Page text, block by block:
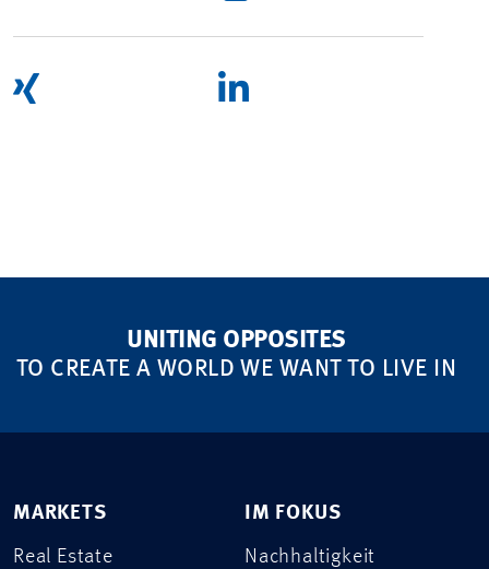
UNITING OPPOSITES
TO CREATE A WORLD WE WANT TO LIVE IN
MARKETS
Real Estate
IM FOKUS
Nachhaltigkeit